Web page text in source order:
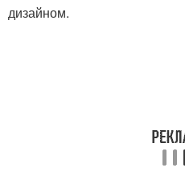
дизайном.